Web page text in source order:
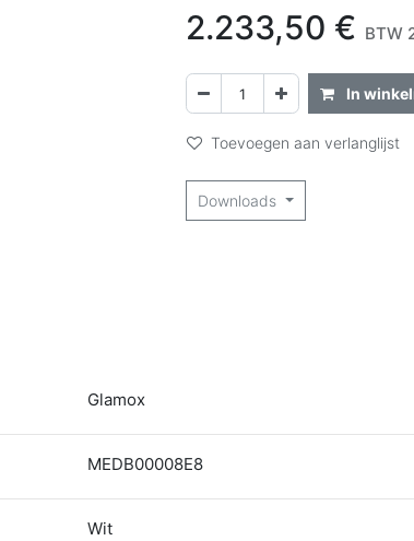
2.233,50 € BTW
In
Toevoegen aan verlanglijst
Downloads
Glamox
MEDB00008E8
Wit